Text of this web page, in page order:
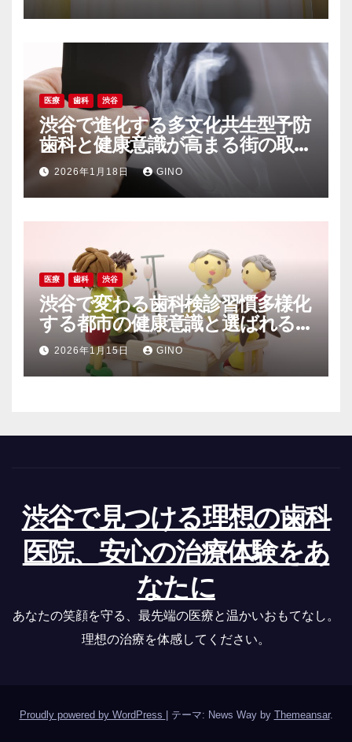
医療 歯科 渋谷
渋谷で進化する多文化共生型予防
歯科と健康意識が高まる街の取り
組み
2026年1月18日 GINO
医療 歯科 渋谷
渋谷で変わる歯科検診習慣多様化
する都市の健康意識と選ばれる
歯科医院
2026年1月15日 GINO
渋谷で見つける理想の歯科
医院、安心の治療体験をあ
なたに
あなたの笑顔を守る、最先端の医療と温かいおもてなし。
理想の治療を体感してください。
Proudly powered by WordPress テーマ: News Way by Themeansar.